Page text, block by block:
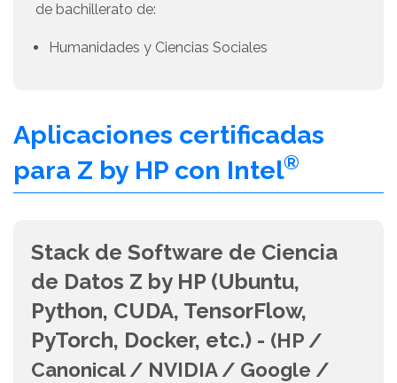
de bachillerato de:
Humanidades y Ciencias Sociales
Aplicaciones certificadas
para Z by HP con Intel®
Stack de Software de Ciencia
de Datos Z by HP (Ubuntu,
Python, CUDA, TensorFlow,
PyTorch, Docker, etc.) - (HP /
Canonical / NVIDIA / Google /